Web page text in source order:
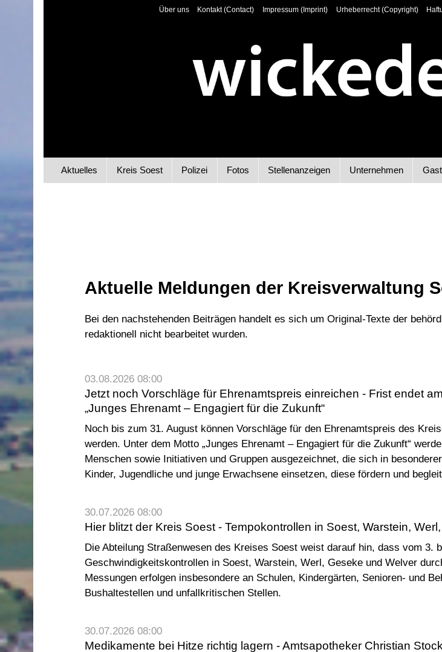
Über uns Kontakt (Contact) Impressum (Imprint) Urheberrecht (Copyright)
Aktuelles Kreis Soest Polizei Fotos Stellenanzeigen Unternehmen
Aktuelle Meldungen der Kreisverwaltung
Bei den nachstehenden Beiträgen handelt es sich um Original-Texte der
redaktionell nicht bearbeitet wurden.
03.08.2026 08:00
Jetzt noch Vorschläge für Ehrenamtspreis einreichen - Frist endet
„Junges Ehrenamt – Engagiert für die Zukunft“
Noch bis zum 31. August können Vorschläge für den Ehrenamtspreis des
werden. Unter dem Motto „Junges Ehrenamt – Engagiert für die Zukunft“
Menschen sowie Initiativen und Gruppen ausgezeichnet, die sich in
Kinder, Jugendliche und junge Erwachsene einsetzen, diese fördern und
30.07.2026 08:00
Hier blitzt der Kreis Soest - Tempokontrollen in Soest, Warstein,
Die Abteilung Straßenwesen des Kreises Soest weist darauf hin, dass vom 3.
Geschwindigkeitskontrollen in Soest, Warstein, Werl, Geseke und Welver
Messungen erfolgen insbesondere an Schulen, Kindergärten, Senioren- und
Bushaltestellen und unfallkritischen Stellen.
30.07.2026 08:00
Medikamente bei Hitze richtig lagern - Amtsapotheker Christian